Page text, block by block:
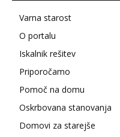
Varna starost
O portalu
Iskalnik rešitev
Priporočamo
Pomoč na domu
Oskrbovana stanovanja
Domovi za starejše